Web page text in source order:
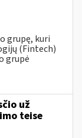
grupę, kuri
(Fintech)
grupė
už
teise